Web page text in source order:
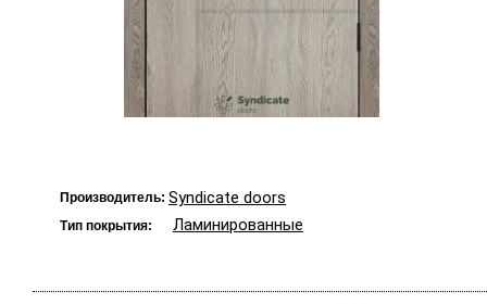
Производитель: Syndicate doors
Тип покрытия: Ламинированные